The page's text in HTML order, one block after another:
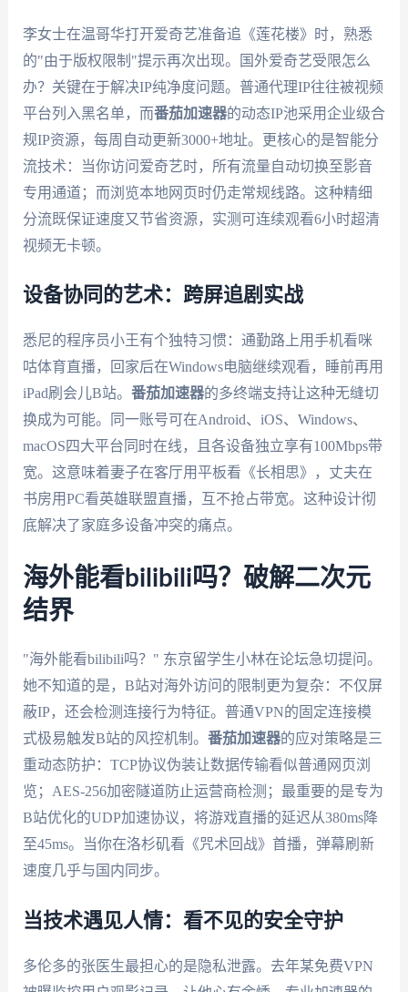
李女士在温哥华打开爱奇艺准备追《莲花楼》时，熟悉
的"由于版权限制"提示再次出现。国外爱奇艺受限怎么
办？关键在于解决IP纯净度问题。普通代理IP往往被视频
平台列入黑名单，而番茄加速器的动态IP池采用企业级合
规IP资源，每周自动更新3000+地址。更核心的是智能分
流技术：当你访问爱奇艺时，所有流量自动切换至影音
专用通道；而浏览本地网页时仍走常规线路。这种精细
分流既保证速度又节省资源，实测可连续观看6小时超清
视频无卡顿。
设备协同的艺术：跨屏追剧实战
悉尼的程序员小王有个独特习惯：通勤路上用手机看咪
咕体育直播，回家后在Windows电脑继续观看，睡前再用
iPad刷会儿B站。 番茄加速器的多终端支持让这种无缝切
换成为可能。同一账号可在Android、iOS、Windows、
macOS四大平台同时在线，且各设备独立享有100Mbps带
宽。这意味着妻子在客厅用平板看《长相思》，丈夫在
书房用PC看英雄联盟直播，互不抢占带宽。这种设计彻
底解决了家庭多设备冲突的痛点。
海外能看bilibili吗？破解二次元
结界
"海外能看bilibili吗？" 东京留学生小林在论坛急切提问。
她不知道的是，B站对海外访问的限制更为复杂：不仅屏
蔽IP，还会检测连接行为特征。普通VPN的固定连接模
式极易触发B站的风控机制。 番茄加速器的应对策略是三
重动态防护：TCP协议伪装让数据传输看似普通网页浏
览；AES-256加密隧道防止运营商检测；最重要的是专为
B站优化的UDP加速协议，将游戏直播的延迟从380ms降
至45ms。当你在洛杉矶看《咒术回战》首播，弹幕刷新
速度几乎与国内同步。
当技术遇见人情：看不见的安全守护
多伦多的张医生最担心的是隐私泄露。去年某免费VPN